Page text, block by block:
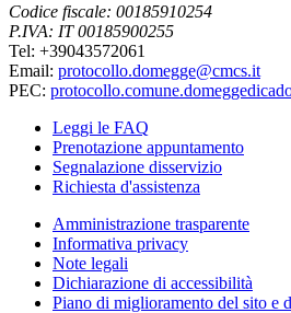
Codice fiscale: 00185910254
P.IVA: IT 00185900255
Tel: +39043572061
Email: protocollo.domegge@cmcs.it
PEC:
Leggi le FAQ
Prenotazione appuntamento
Segnalazione disservizio
Richiesta d'assistenza
Amministrazione trasparente
Informativa privacy
Note legali
Dichiarazione di accessibilità
Piano di miglioramento del sito e